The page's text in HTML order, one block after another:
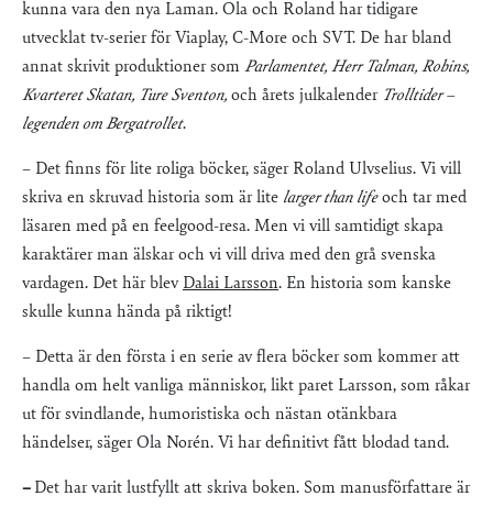
kunna vara den nya Laman. Ola och Roland har tidigare
utvecklat tv-serier för Viaplay, C-More och SVT. De har bland
annat skrivit produktioner som Parlamentet, Herr Talman, Robins,
Kvarteret Skatan, Ture Sventon, och årets julkalender Trolltider –
legenden om Bergatrollet.
– Det finns för lite roliga böcker, säger Roland Ulvselius. Vi vill
skriva en skruvad historia som är lite larger than lifeoch tar med
läsaren med på en feelgood-resa. Men vi vill samtidigt skapa
karaktärer man älskar och vi vill driva med den grå svenska
vardagen. Det här blev Dalai Larsson. En historia som kanske
skulle kunna hända på riktigt!
– Detta är den första i en serie av flera böcker som kommer att
handla om helt vanliga människor, likt paret Larsson, som råkar
ut för svindlande, humoristiska och nästan otänkbara
händelser, säger Ola Norén. Vi har definitivt fått blodad tand.
– Det har varit lustfyllt att skriva boken. Som manusförfattare är